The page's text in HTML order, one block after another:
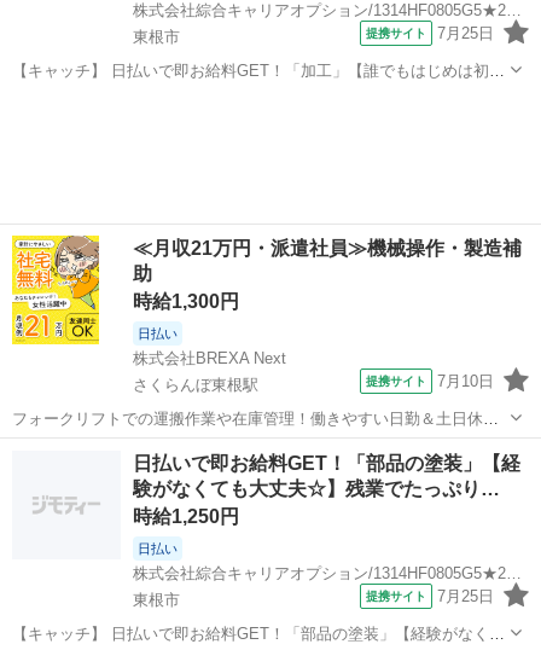
株式会社綜合キャリアオプション/1314HF0805G5★22-N
東根市
提携サイト 7月25日
【キャッチ】 日払いで即お給料GET！「加工」【誰でもはじめは初心
≪月収21万円・派遣社員≫機械操作・製造補
助
時給1,300円
日払い
株式会社BREXA Next
さくらんぼ東根駅
提携サイト 7月10日
フォークリフトでの運搬作業や在庫管理！働きやすい日勤＆土日休み
★残業少なめ◎自社正社員登用制度あり！空調完備で働きやすい★食
堂利用可◎日払いあり◎マイカー通勤可！《山形県東根市》 人気の工
場のお仕事 ・フォークリフトを使用...
東根市 さくらんぼ東根駅 その他
日払いで即お給料GET！「部品の塗装」【経
験がなくても大丈夫☆】残業でたっぷり…
時給1,250円
日払い
株式会社綜合キャリアオプション/1314HF0805G5★29-N
東根市
提携サイト 7月25日
【キャッチ】 日払いで即お給料GET！「部品の塗装」【経験がなくて